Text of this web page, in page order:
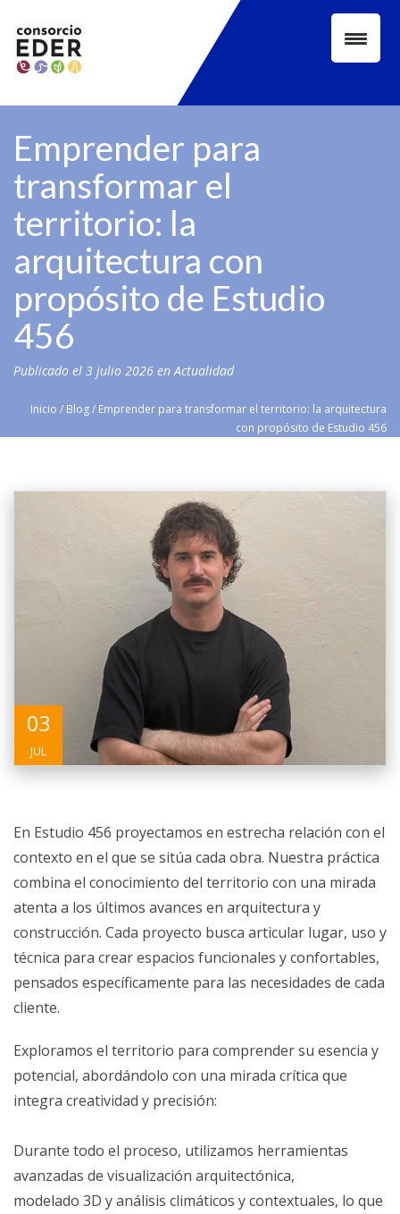
content
Emprender para
transformar el
territorio: la
arquitectura con
propósito de Estudio
456
Publicado el 3 julio 2026 enActualidad
Inicio / Blog/ Emprender para transformar el territorio: la arquitectura
con propósito de Estudio 456
03
JUL
En Estudio 456 proyectamos en estrecha relación con el
contexto en el que se sitúa cada obra. Nuestra práctica
combina el conocimiento del territorio con una mirada
atenta a los últimos avances en arquitectura y
construcción. Cada proyecto busca articular lugar, uso y
técnica para crear espacios funcionales y confortables,
pensados específicamente para las necesidades de cada
cliente.
Exploramos el territorio para comprender su esencia y
potencial, abordándolo con una mirada crítica que
integra creatividad y precisión:
Durante todo el proceso, utilizamos herramientas
avanzadas de visualización arquitectónica,
modelado 3D y análisis climáticos y contextuales, lo que